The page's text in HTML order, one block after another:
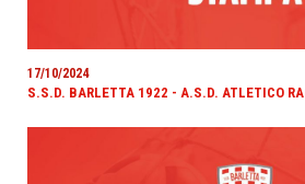
17/10/2024
S.S.D. BARLETTA 1922 - A.S.D. ATLETICO